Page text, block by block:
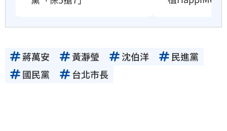
蔣萬安 黃瀞瑩 沈伯洋
民進黨
國民黨
台北市長